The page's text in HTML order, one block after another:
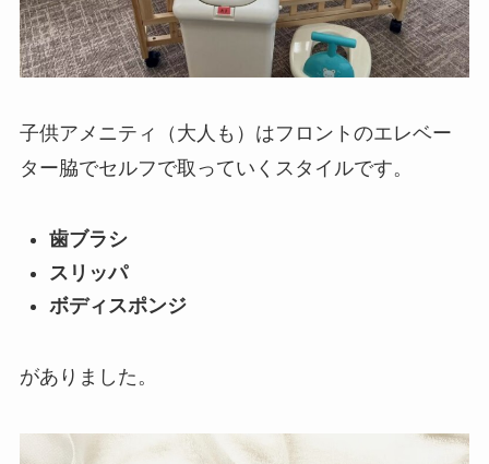
子供アメニティ（大人も）はフロントのエレベー
ター脇でセルフで取っていくスタイルです。
歯ブラシ
スリッパ
ボディスポンジ
がありました。